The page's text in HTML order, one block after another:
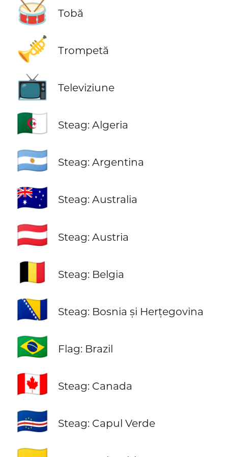
🥁 Tobă
🎺 Trompetă
📺 Televiziune
🇩🇿 Steag: Algeria
🇦🇷 Steag: Argentina
🇦🇺 Steag: Australia
🇦🇹 Steag: Austria
🇧🇪 Steag: Belgia
🇧🇦 Steag: Bosnia și Herțegovina
🇧🇷 Flag: Brazil
🇨🇦 Steag: Canada
🇨🇻 Steag: Capul Verde